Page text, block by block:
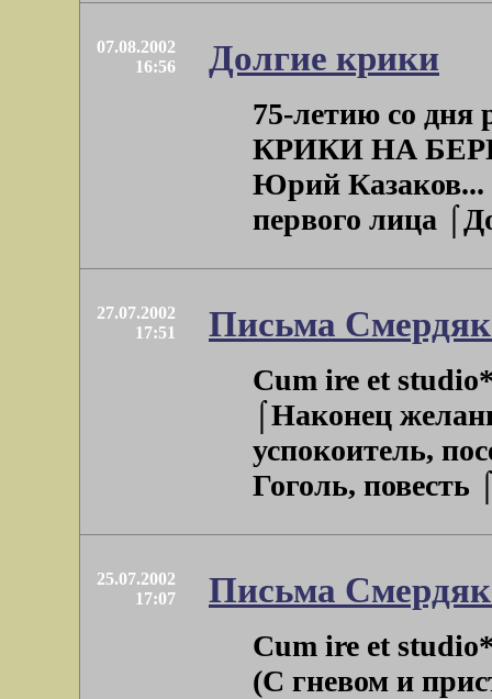
07.08.2002
16:56
Долгие крики
75-летию со
КРИКИ НА
Юрий Казаков...
первого лица
27.07.2002
17:51
Письма
Cum ire et
⌠Наконец
успокоитель,
Гоголь,
25.07.2002
17:07
Письма
Cum ire et
(С гневом и